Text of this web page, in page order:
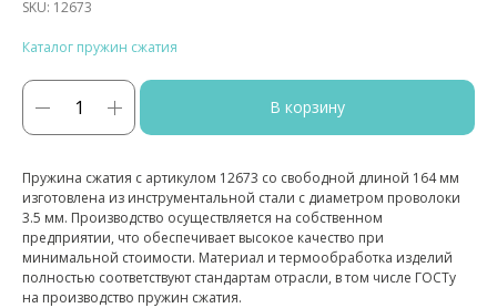
SKU: 12673
Каталог пружин сжатия
В корзину
Пружина сжатия с артикулом 12673 со свободной длиной 164 мм
изготовлена из инструментальной стали с диаметром проволоки
3.5 мм. Производство осуществляется на собственном
предприятии, что обеспечивает высокое качество при
минимальной стоимости. Материал и термообработка изделий
полностью соответствуют стандартам отрасли, в том числе ГОСТу
на производство пружин сжатия.